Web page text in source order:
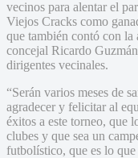
vecinos para alentar el
Viejos Cracks como
que también contó con la
concejal Ricardo
dirigentes vecinales.
“Serán varios meses de
agradecer y felicitar al
éxitos a este torneo, que
clubes y que sea un
futbolístico, que es lo